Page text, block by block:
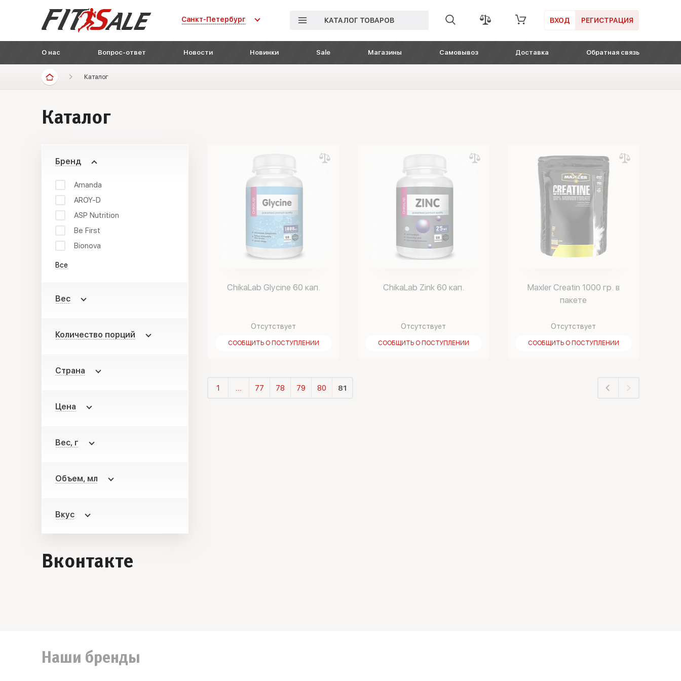
Санкт-Петербург КАТАЛОГ ТОВАРОВ ВХОД РЕГИСТРАЦИЯ
О нас Вопрос-ответ Новости Новинки Sale Магазины Самовывоз Доставка Обратная связь
Каталог
Каталог
Бренд
Amanda
AROY-D
ASP Nutrition
Be First
Bionova
Все
Вес
Количество порций
Страна
Цена
Вес, г
Объем, мл
Вкус
Вконтакте
ChikaLab Glycine 60 кап.
Отсутствует
СООБЩИТЬ О ПОСТУПЛЕНИИ
ChikaLab Zink 60 кап.
Отсутствует
СООБЩИТЬ О ПОСТУПЛЕНИИ
Maxler Creatin 1000 гр. в
пакете
Отсутствует
СООБЩИТЬ О ПОСТУПЛЕНИИ
1 ... 77 78 79 80 81
Наши бренды